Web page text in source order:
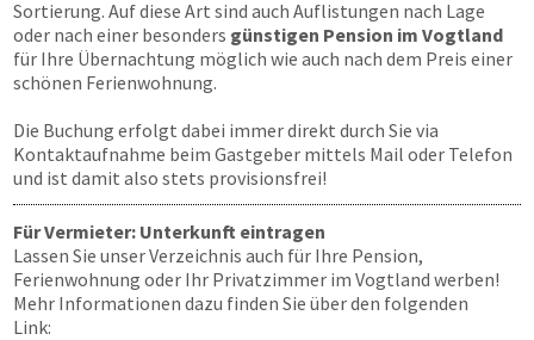
Sortierung. Auf diese Art sind auch Auflistungen nach Lage
oder nach einer besonders günstigen Pension im Vogtland
für Ihre Übernachtung möglich wie auch nach dem Preis einer
schönen Ferienwohnung.
Die Buchung erfolgt dabei immer direkt durch Sie via
Kontaktaufnahme beim Gastgeber mittels Mail oder Telefon
und ist damit also stets provisionsfrei!
Für Vermieter: Unterkunft eintragen
Lassen Sie unser Verzeichnis auch für Ihre Pension,
Ferienwohnung oder Ihr Privatzimmer im Vogtland werben!
Mehr Informationen dazu finden Sie über den folgenden
Link: